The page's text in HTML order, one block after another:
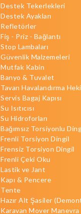
Destek Tekerlekleri
Destek Ayakları
Refletörler
Fiş - Priz - Bağlantı
Stop Lambaları
Güvenlik Malzemeleri
Mutfak Kabin
Banyo & Tuvalet
Tavan Havalandırma Heki
Servis Bagaj Kapısı
Su Isıtıcısı
Su Hidroforları
Bağımsız Torsiyonlu
Frenli Torsiyon Dingil
Frensiz Torsiyon Dingil
Frenli Çeki Oku
Lastik ve Jant
Kapı & Pencere
Tente
Hazır Alt Şasiler
Karavan Mover Manevra